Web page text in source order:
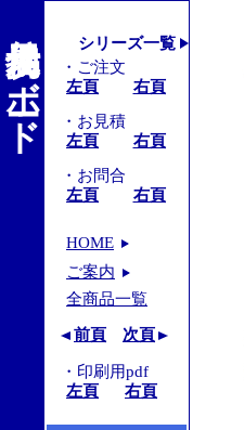
掲示展示仕切りボード
シリーズ一覧
・ご注文
左頁
右頁
・お見積
左頁
右頁
・お問合
左頁
右頁
HOME
ご案内
全商品一覧
前頁 次頁
・印刷用pdf
左頁
右頁